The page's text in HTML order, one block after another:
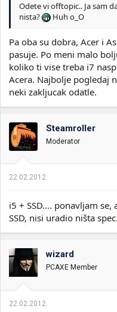
Odete vi offtopic.. Ja sam
nista?
Huh o_O
Pa oba su dobra, Acer i
pasuje. Po meni malo
koliko ti vise treba i7
Acera. Najbolje pogledaj
neki zakljucak odatle.
Steamroller
Moderator
22.02.2012.
i5 + SSD.... ponavljam
SSD, nisi uradio ništa spec.
wizard
PCAXE Member
22.02.2012.